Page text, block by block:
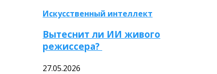
Искусственный интеллект
Вытеснит ли ИИ живого
режиссера?
27.05.2026